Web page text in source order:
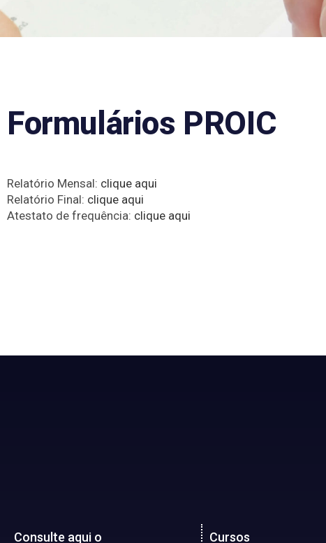
Formulários PROIC
Relatório Mensal: clique aqui
Relatório Final: clique aqui
Atestato de frequência: clique aqui
Consulte aqui o
Cursos